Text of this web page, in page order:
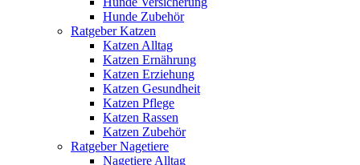
Hunde Zubehör
Ratgeber Katzen
Katzen Alltag
Katzen Ernährung
Katzen Erziehung
Katzen Gesundheit
Katzen Pflege
Katzen Rassen
Katzen Zubehör
Ratgeber Nagetiere
Nagetiere Alltag